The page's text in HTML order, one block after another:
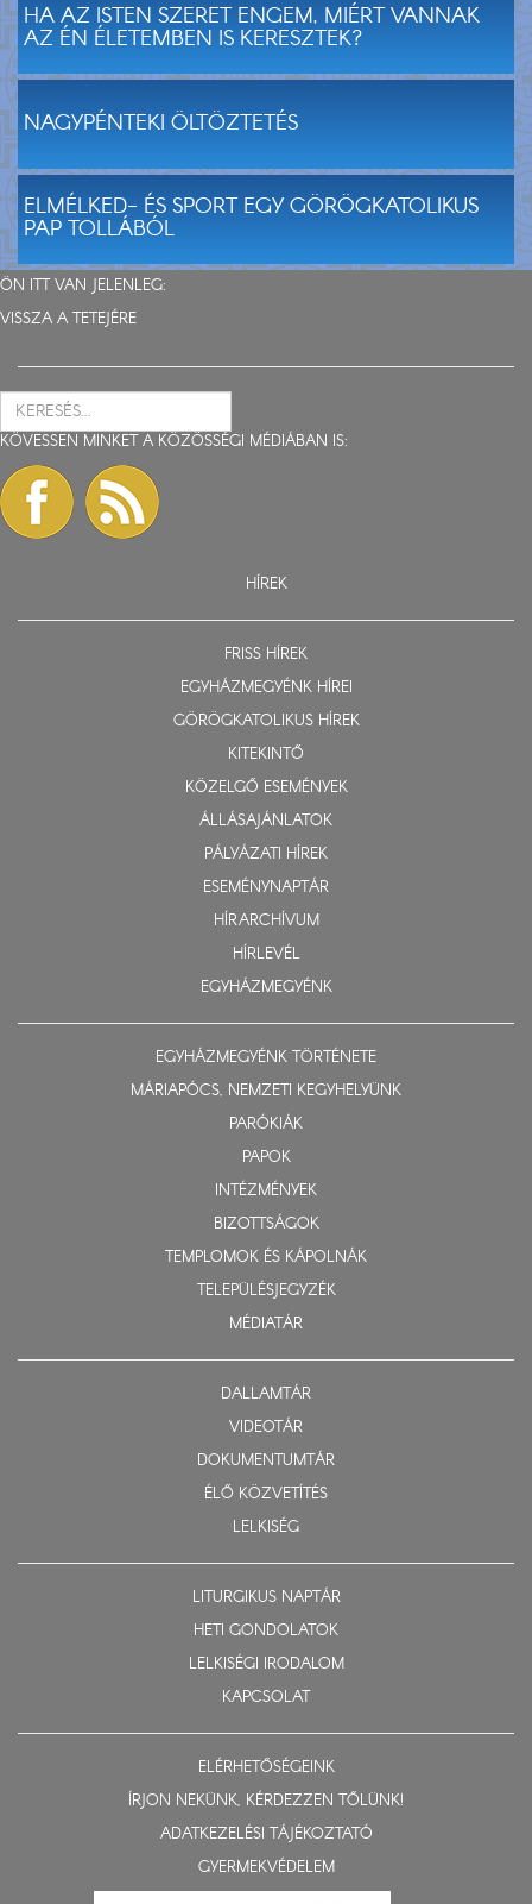
HA AZ ISTEN SZERET ENGEM, MIÉRT VANNAK
AZ ÉN ÉLETEMBEN IS KERESZTEK?
NAGYPÉNTEKI ÖLTÖZTETÉS
ELMÉLKED- ÉS SPORT EGY GÖRÖGKATOLIKUS
PAP TOLLÁBÓL
ÖN ITT VAN JELENLEG:
VISSZA A TETEJÉRE
KÖVESSEN MINKET A KÖZÖSSÉGI MÉDIÁBAN IS:
HÍREK
FRISS HÍREK
EGYHÁZMEGYÉNK HÍREI
GÖRÖGKATOLIKUS HÍREK
KITEKINTŐ
KÖZELGŐ ESEMÉNYEK
ÁLLÁSAJÁNLATOK
PÁLYÁZATI HÍREK
ESEMÉNYNAPTÁR
HÍRARCHÍVUM
HÍRLEVÉL
EGYHÁZMEGYÉNK
EGYHÁZMEGYÉNK TÖRTÉNETE
MÁRIAPÓCS, NEMZETI KEGYHELYÜNK
PARÓKIÁK
PAPOK
INTÉZMÉNYEK
BIZOTTSÁGOK
TEMPLOMOK ÉS KÁPOLNÁK
TELEPÜLÉSJEGYZÉK
MÉDIATÁR
DALLAMTÁR
VIDEOTÁR
DOKUMENTUMTÁR
ÉLŐ KÖZVETÍTÉS
LELKISÉG
LITURGIKUS NAPTÁR
HETI GONDOLATOK
LELKISÉGI IRODALOM
KAPCSOLAT
ELÉRHETŐSÉGEINK
ÍRJON NEKÜNK, KÉRDEZZEN TŐLÜNK!
ADATKEZELÉSI TÁJÉKOZTATÓ
GYERMEKVÉDELEM